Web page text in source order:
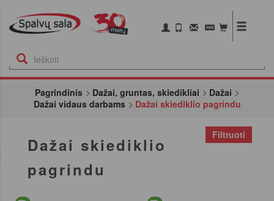
Pagrindinis Dažai, gruntas, skiedikliai
Dažai
Dažai vidaus darbams
Dažai skiediklio pagrindu
Dažai skiediklio
pagrindu
Filtruoti